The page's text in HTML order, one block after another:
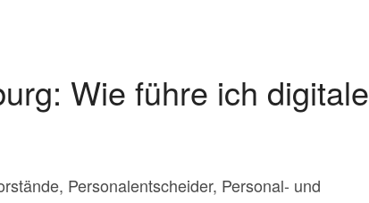
Wie führe ich digitale
Personalentscheider, Personal- und